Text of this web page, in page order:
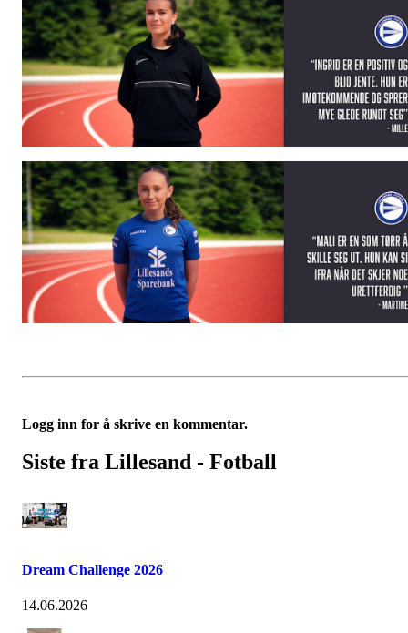
Logg inn for å skrive en kommentar.
Siste fra Lillesand - Fotball
Dream Challenge 2026
14.06.2026